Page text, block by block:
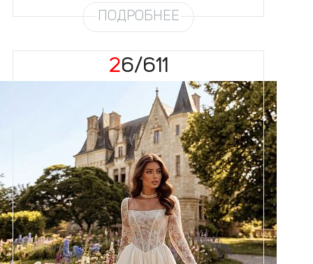
ПОДРОБНЕЕ
26/611